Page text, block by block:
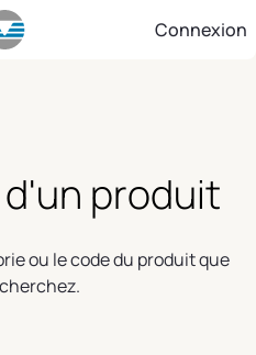
Connexion
produit
ou le code du produit que